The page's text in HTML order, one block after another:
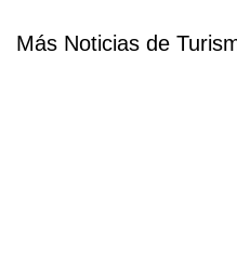
Más Noticias de